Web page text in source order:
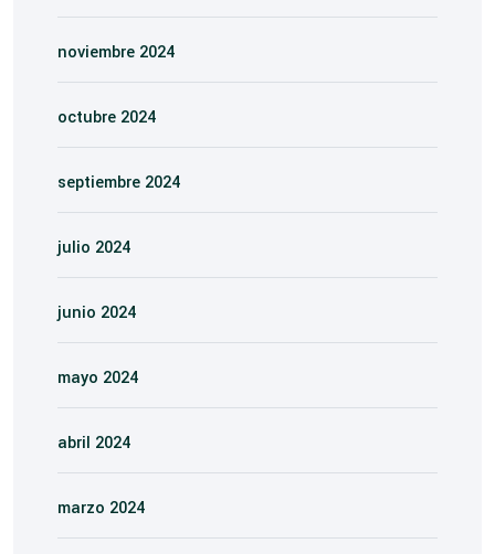
noviembre 2024
octubre 2024
septiembre 2024
julio 2024
junio 2024
mayo 2024
abril 2024
marzo 2024